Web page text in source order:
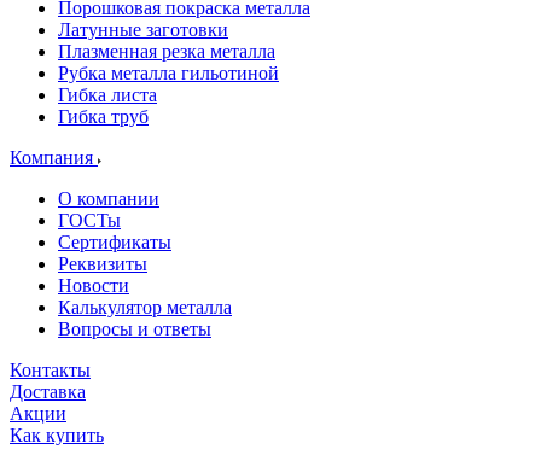
Порошковая покраска металла
Латунные заготовки
Плазменная резка металла
Рубка металла гильотиной
Гибка листа
Гибка труб
Компания
О компании
ГОСТы
Сертификаты
Реквизиты
Новости
Калькулятор металла
Вопросы и ответы
Контакты
Доставка
Акции
Как купить